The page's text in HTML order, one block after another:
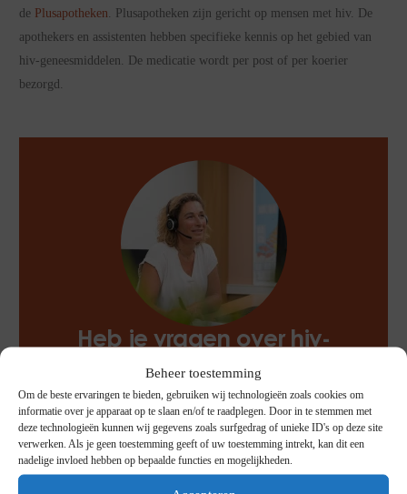
Beheer toestemming
Om de beste ervaringen te bieden, gebruiken wij technologieën zoals cookies om
informatie over je apparaat op te slaan en/of te raadplegen. Door in te stemmen met
deze technologieën kunnen wij gegevens zoals surfgedrag of unieke ID's op deze site
verwerken. Als je geen toestemming geeft of uw toestemming intrekt, kan dit een
nadelige invloed hebben op bepaalde functies en mogelijkheden.
de Plusapotheken. Plusapotheken zijn gericht op mensen met hiv. De
apothekers en assistenten hebben specifieke kennis op het gebied van
hiv-geneesmiddelen. De medicatie wordt per post of per koerier
bezorgd.
Heb je vragen over hiv-
medicatie?
Onze zorgmedewerkers staan
voor je klaar!
ApotheekZorg Farmacie | Hiv-
medicatie
+31 88 033 91 00